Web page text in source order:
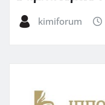
kimiforum